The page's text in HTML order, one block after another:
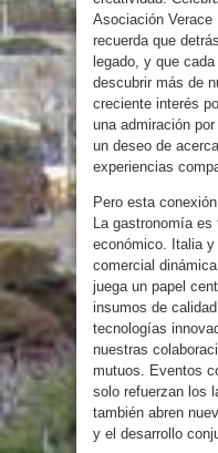
Asociación Verace
recuerda que
legado, y que
descubrir más de
creciente interés
una admiración
un deseo de
experiencias
Pero esta
La gastronomía
económico. Italia
comercial
juega un papel
insumos de
tecnologías
nuestras
mutuos. Eventos
solo refuerzan los
también abren
y el desarrollo